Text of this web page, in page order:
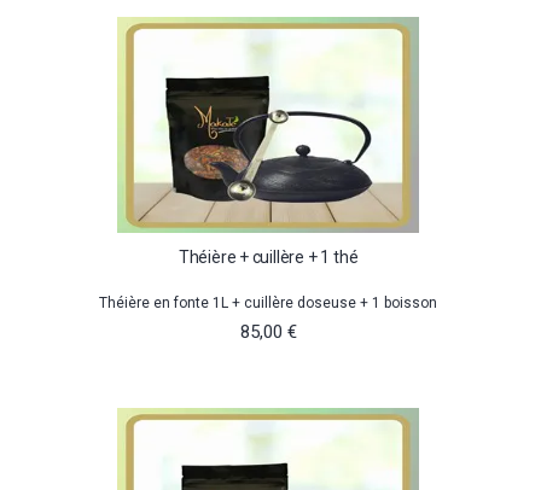
Théière + cuillère + 1 thé
Théière en fonte 1L + cuillère doseuse + 1 boisson
85,00 €